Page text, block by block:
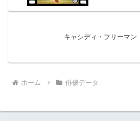
キャシディ・フリーマン
ホーム 俳優データ